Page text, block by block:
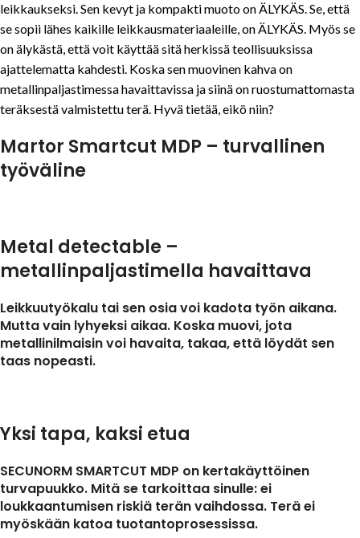
leikkaukseksi. Sen kevyt ja kompakti muoto on ÄLYKÄS. Se, että
se sopii lähes kaikille leikkausmateriaaleille, on ÄLYKÄS. Myös se
on älykästä, että voit käyttää sitä herkissä teollisuuksissa
ajattelematta kahdesti. Koska sen muovinen kahva on
metallinpaljastimessa havaittavissa ja siinä on ruostumattomasta
teräksestä valmistettu terä. Hyvä tietää, eikö niin?
Martor Smartcut MDP – turvallinen
työväline
Metal detectable –
metallinpaljastimella havaittava
Leikkuutyökalu tai sen osia voi kadota työn aikana.
Mutta vain lyhyeksi aikaa. Koska muovi, jota
metallinilmaisin voi havaita, takaa, että löydät sen
taas nopeasti.
Yksi tapa, kaksi etua
SECUNORM SMARTCUT MDP on kertakäyttöinen
turvapuukko. Mitä se tarkoittaa sinulle: ei
loukkaantumisen riskiä terän vaihdossa. Terä ei
myöskään katoa tuotantoprosessissa.